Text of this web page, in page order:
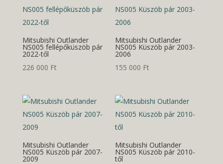
Mitsubishi Outlander
NS005 fellépőküszöb pár
2022-től
226 000 Ft
Mitsubishi Outlander
NS005 Küszöb pár 2003-
2006
155 000 Ft
Mitsubishi Outlander
NS005 Küszöb pár 2007-
2009
Mitsubishi Outlander
NS005 Küszöb pár 2010-
től